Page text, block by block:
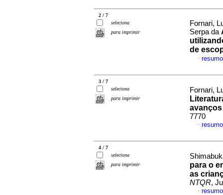
2 / 7
seleciona
para imprimir
Fornari,
Serpa da
de
·
3 / 7
seleciona
para imprimir
Fornari,
7770
·
4 / 7
seleciona
para imprimir
para o
as
NTQR,
·